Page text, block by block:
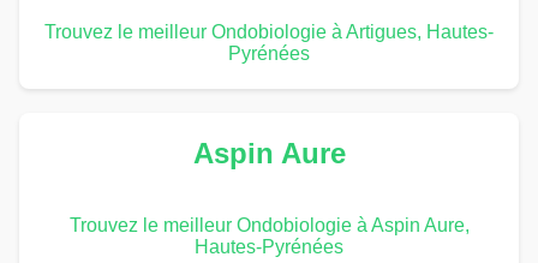
Trouvez le meilleur Ondobiologie à Artigues, Hautes-
Pyrénées
Aspin Aure
Trouvez le meilleur Ondobiologie à Aspin Aure,
Hautes-Pyrénées